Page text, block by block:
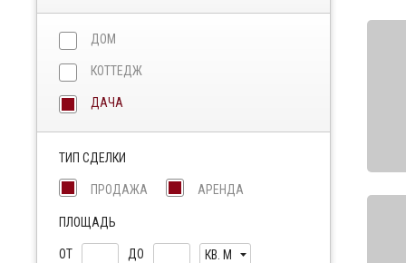
ДОМ
КОТТЕДЖ
ДАЧА
ТИП СДЕЛКИ
ПРОДАЖА АРЕНДА
ПЛОЩАДЬ
ОТ ДО КВ. М